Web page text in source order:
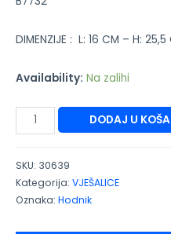
DIMENZIJE : L: 16 CM – H: 25,5
Availability: Na zalihi
DODAJ U
SKU: 30639
Kategorija: VJEŠALICE
Oznaka: Hodnik